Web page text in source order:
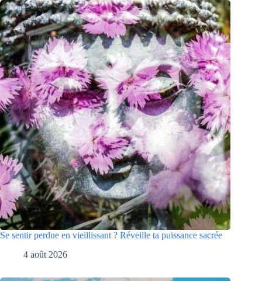
Se sentir perdue en vieillissant ? Réveille ta puissance sacrée
4 août 2026